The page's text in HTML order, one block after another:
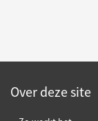
Over deze site